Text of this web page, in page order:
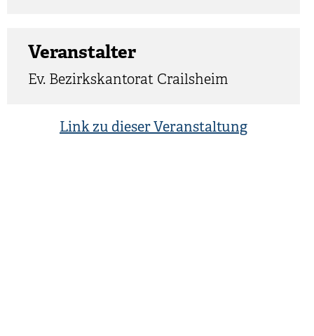
Veranstalter
Ev. Bezirkskantorat Crailsheim
Link zu dieser Veranstaltung